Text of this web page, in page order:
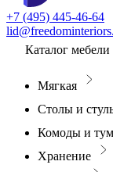
+7 (495) 445-46-64
Каталог мебели
Мягкая
Столы и
Комоды и
Хранение